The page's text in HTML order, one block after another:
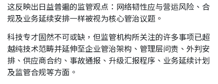
这反映出日益普遍的监管观点：网络韧性应与营运风险、合
规及业务延续安排一样被视为核心管治议题。
科技专才固然不可或缺，但监管机构所关注的许多事项已超
越纯技术范畴并延伸至企业管治架构、管理层问责、外判安
排、供应商合约、事故通报、升级汇报程序、业务延续计划
及监管合规等方面。